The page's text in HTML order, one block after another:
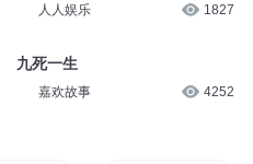
人人娱乐 1827
九死一生
嘉欢故事 4252